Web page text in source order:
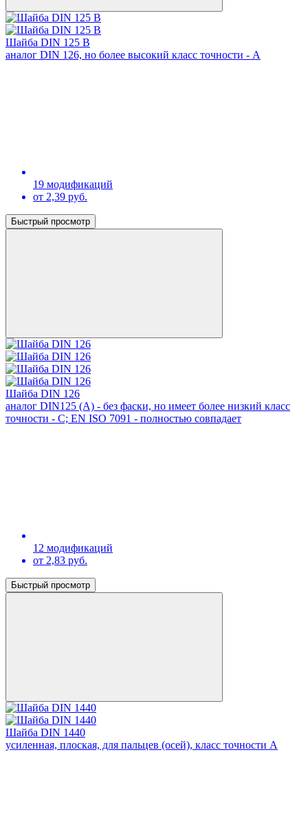
Шайба DIN 125 B
аналог DIN 126, но более высокий класс точности - A
19 модификаций
от 2,39 руб.
Быстрый просмотр
Шайба DIN 126
аналог DIN125 (А) - без фаски, но имеет более низкий класс
точности - С; EN ISO 7091 - полностью совпадает
12 модификаций
от 2,83 руб.
Быстрый просмотр
Шайба DIN 1440
усиленная, плоская, для пальцев (осей), класс точности А